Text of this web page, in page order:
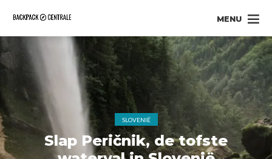
MENU
SLOVENIË
Slap Peričnik, de tofste